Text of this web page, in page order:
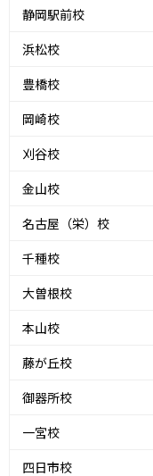
静岡駅前校
浜松校
豊橋校
岡崎校
刈谷校
金山校
名古屋（栄）校
千種校
大曽根校
本山校
藤が丘校
御器所校
一宮校
四日市校